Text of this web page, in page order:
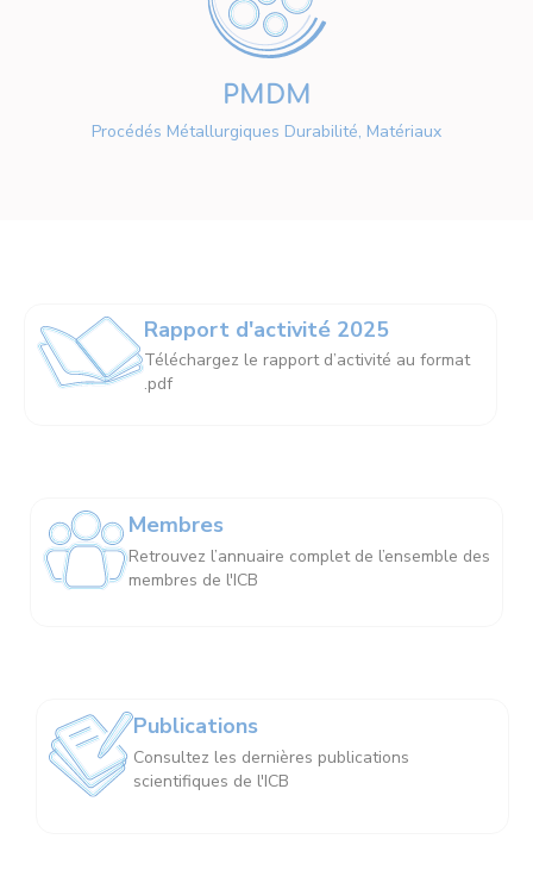
PMDM
Procédés Métallurgiques Durabilité, Matériaux
Rapport d'activité 2025
Téléchargez le rapport d’activité au format
.pdf
Membres
Retrouvez l’annuaire complet de l’ensemble des
membres de l'ICB
Publications
Consultez les dernières publications
scientifiques de l'ICB